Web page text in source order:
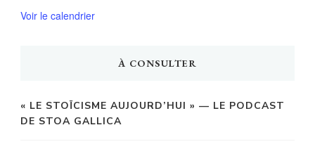
Voir le calendrier
À CONSULTER
« LE STOÏCISME AUJOURD’HUI » — LE PODCAST
DE STOA GALLICA